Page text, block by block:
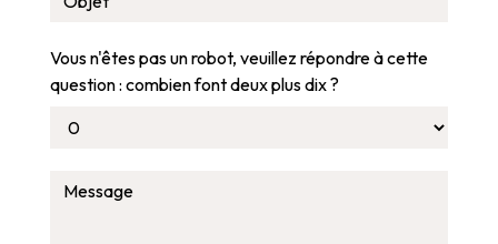
Vous n'êtes pas un robot, veuillez répondre à cette
question : combien font deux plus dix ?